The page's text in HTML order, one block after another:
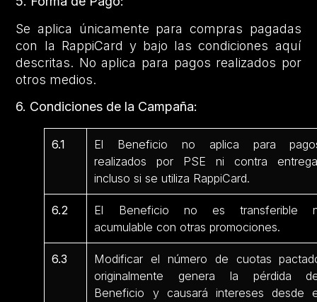
Se aplica únicamente para compras pagadas
con la RappiCard y bajo las condiciones aquí
descritas. No aplica para pagos realizados por
otros medios.
6. Condiciones de la Campaña:
6.1
El Beneficio no aplica para
realizados por PSE ni contra
incluso si se utiliza RappiCard.
6.2
El Beneficio no es transferible
acumulable con otras promociones.
6.3
Modificar el número de cuotas
originalmente genera la pérdida
Beneficio y causará intereses desde